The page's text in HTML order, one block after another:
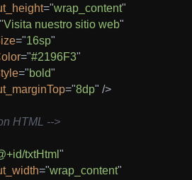
="wrap_content"
Visita nuestro sitio web"
="16sp"
="#2196F3"
="bold"
="8dp" />
HTML -->
txtHtml "
="wrap_content"